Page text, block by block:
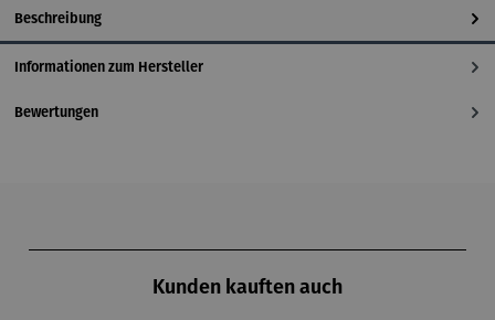
Beschreibung
Informationen zum Hersteller
Bewertungen
Kunden kauften auch